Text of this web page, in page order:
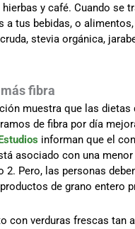
y café. Cuando se
a tus bebidas, o
stevia orgánica,
fibra
muestra que las dietas
de fibra por día
informan que el
asociado con una
2. Pero, las personas
de grano entero
con verduras frescas tan